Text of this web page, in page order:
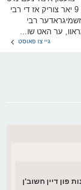
די הנהלת ה'ווילעדזש א חסיד זיינער האט מיר שוין געזאגט 9 יאר צוריק אז די רבי
רבי
ער האט שו...
גיי צו פאוסט
פון דיין חשוב'ן